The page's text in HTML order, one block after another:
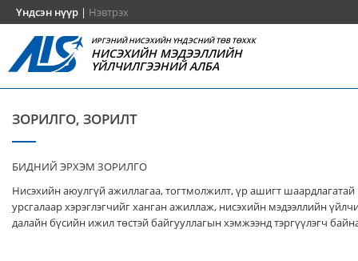
Үндсэн нүүр | Нэвтрэх
ИРГЭНИЙ НИСЭХИЙН ҮНДЭСНИЙ ТӨВ ТӨХХК
НИСЭХИЙН МЭДЭЭЛЛИЙН
ҮЙЛЧИЛГЭЭНИЙ АЛБА
ЗОРИЛГО, ЗОРИЛТ
БИДНИЙ ЭРХЭМ ЗОРИЛГО
Нисэхийн аюулгүй ажиллагаа, тогтмолжилт, үр ашигт шаардлагатай
урсгалаар хэрэглэгчийг ханган ажиллаж, нисэхийн мэдээллийн
далайн бүсийн ижил төстэй байгууллагын хэмжээнд тэргүүлэгч